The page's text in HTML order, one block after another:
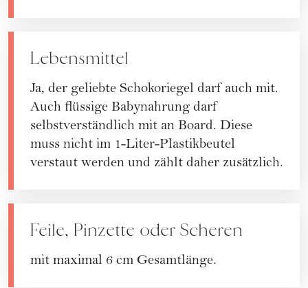
Lebensmittel
Ja, der geliebte Schokoriegel darf auch mit.
Auch flüssige Babynahrung darf
selbstverständlich mit an Board. Diese
muss nicht im 1-Liter-Plastikbeutel
verstaut werden und zählt daher zusätzlich.
Feile, Pinzette oder Scheren
mit maximal 6 cm Gesamtlänge.